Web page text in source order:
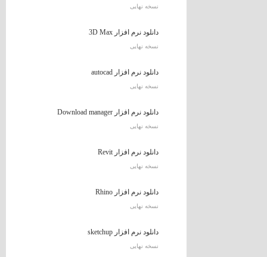
نسخه نهایی
دانلود نرم افزار 3D Max
نسخه نهایی
دانلود نرم افزار autocad
نسخه نهایی
دانلود نرم افزار Download manager
نسخه نهایی
دانلود نرم افزار Revit
نسخه نهایی
دانلود نرم افزار Rhino
نسخه نهایی
دانلود نرم افزار sketchup
نسخه نهایی